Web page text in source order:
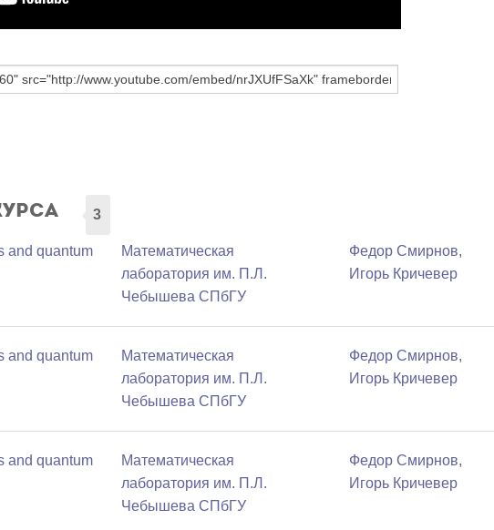
3
and quantum
Математичеcкая
лаборатория им. П.Л.
Чебышева СПбГУ
Федор Смирнов,
Игорь Кричевер
and quantum
Математичеcкая
лаборатория им. П.Л.
Чебышева СПбГУ
Федор Смирнов,
Игорь Кричевер
and quantum
Математичеcкая
лаборатория им. П.Л.
Чебышева СПбГУ
Федор Смирнов,
Игорь Кричевер